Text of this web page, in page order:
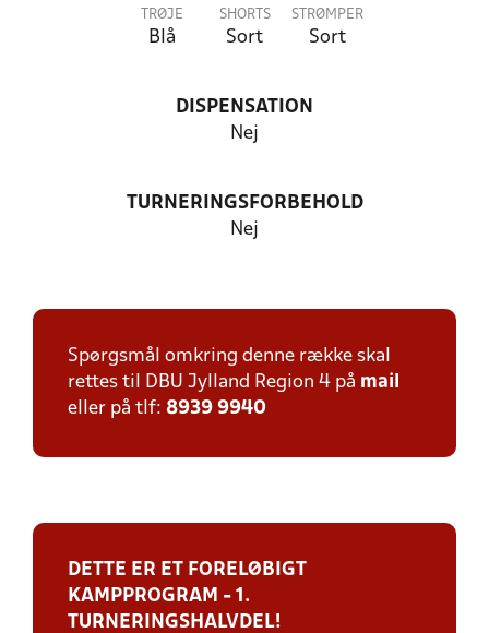
TRØJE
Blå
SHORTS
Sort
STRØMPER
Sort
DISPENSATION
Nej
TURNERINGSFORBEHOLD
Nej
Spørgsmål omkring denne række skal
rettes til DBU Jylland Region 4 på mail
eller på tlf: 8939 9940
DETTE ER ET FORELØBIGT
KAMPPROGRAM - 1.
TURNERINGSHALVDEL!